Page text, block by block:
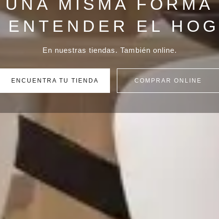
ENTENDER EL
En nuestras tiendas. También online.
ENCUENTRA TU TIENDA COMPRAR ONLINE